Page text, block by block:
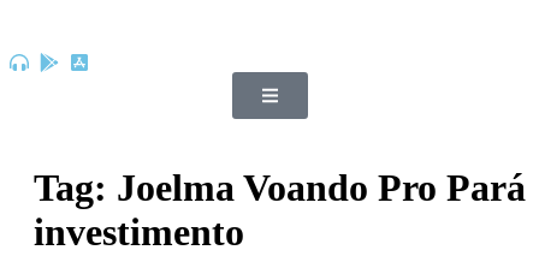
Tag: Joelma Voando Pro Pará
investimento